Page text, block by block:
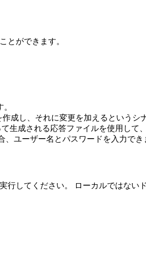
とができます。
成し、それに変更を加えるというシ
生成される応答ファイルを使用して
ユーザー名とパスワードを入力でき
してください。 ローカルではない